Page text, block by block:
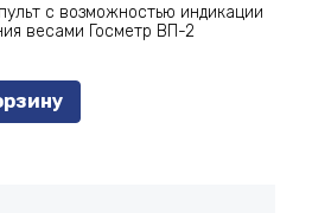
с возможностью индикации
весами Госметр ВП-2